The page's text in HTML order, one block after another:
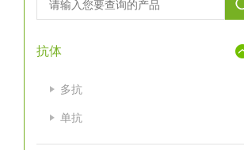
抗体
多抗
单抗